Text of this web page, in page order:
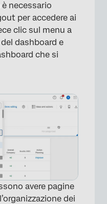
×
necessario
per accedere ai
clic sul menu a
dashboard e
che si
avere pagine
dei